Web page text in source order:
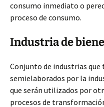
consumo inmediato o
proceso de consumo.
Industria de
Conjunto de industrias
semielaborados por la
que serán utilizados por
procesos de